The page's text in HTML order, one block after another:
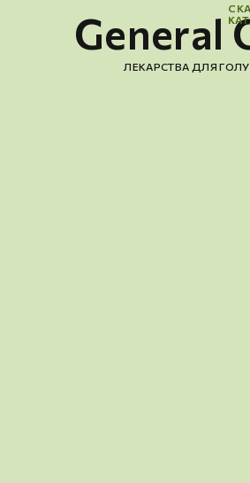
General
ЛЕКАРСТВА ДЛЯ